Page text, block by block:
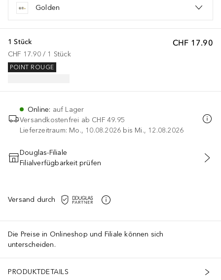
Golden
CHF 17.90
1 Stück
CHF 17.90 / 1 Stück
POINT ROUGE
Online: auf Lager
Versandkostenfrei ab CHF 49.95
Lieferzeitraum: Mo., 10.08.2026 bis Mi., 12.08.2026
IN DEN WARENKORB
Douglas-Filiale
Filialverfügbarkeit prüfen
Versand durch
Die Preise in Onlineshop und Filiale können sich
unterscheiden.
PRODUKTDETAILS